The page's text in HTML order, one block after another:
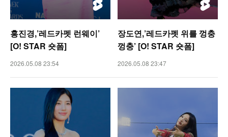
홍진경,’레드카펫 런웨이’
[O! STAR 숏폼]
2026.05.08 23:54
장도연,’레드카펫 위를 껑충
껑충’ [O! STAR 숏폼]
2026.05.08 23:47